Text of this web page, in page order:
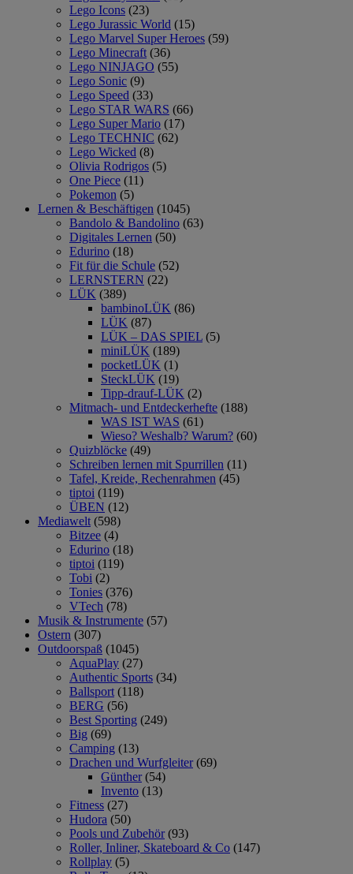
Lego Icons (23)
Lego Jurassic World (15)
Lego Marvel Super Heroes (59)
Lego Minecraft (36)
Lego NINJAGO (55)
Lego Sonic (9)
Lego Speed (33)
Lego STAR WARS (66)
Lego Super Mario (17)
Lego TECHNIC (62)
Lego Wicked (8)
Olivia Rodrigos (5)
One Piece (11)
Pokemon (5)
Lernen & Beschäftigen (1045)
Bandolo & Bandolino (63)
Digitales Lernen (50)
Edurino (18)
Fit für die Schule (52)
LERNSTERN (22)
LÜK (389)
bambinoLÜK (86)
LÜK (87)
LÜK – DAS SPIEL (5)
miniLÜK (189)
pocketLÜK (1)
SteckLÜK (19)
Tipp-drauf-LÜK (2)
Mitmach- und Entdeckerhefte (188)
WAS IST WAS (61)
Wieso? Weshalb? Warum? (60)
Quizblöcke (49)
Schreiben lernen mit Spurrillen (11)
Tafel, Kreide, Rechenrahmen (45)
tiptoi (119)
ÜBEN (12)
Mediawelt (598)
Bitzee (4)
Edurino (18)
tiptoi (119)
Tobi (2)
Tonies (376)
VTech (78)
Musik & Instrumente (57)
Ostern (307)
Outdoorspaß (1045)
AquaPlay (27)
Authentic Sports (34)
Ballsport (118)
BERG (56)
Best Sporting (249)
Big (69)
Camping (13)
Drachen und Wurfgleiter (69)
Günther (54)
Invento (13)
Fitness (27)
Hudora (50)
Pools und Zubehör (93)
Roller, Inliner, Skateboard & Co (147)
Rollplay (5)